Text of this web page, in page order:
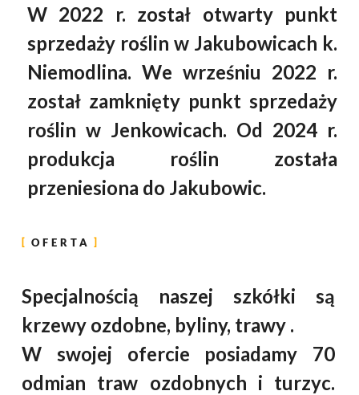
W 2022 r. został otwarty punkt
sprzedaży roślin w Jakubowicach k.
Niemodlina. We wrześniu 2022 r.
został zamknięty punkt sprzedaży
roślin w Jenkowicach. Od 2024 r.
produkcja roślin została
przeniesiona do Jakubowic.
OFERTA
Specjalnością naszej szkółki są
krzewy ozdobne, byliny, trawy .
W swojej ofercie posiadamy 70
odmian traw ozdobnych i turzyc.